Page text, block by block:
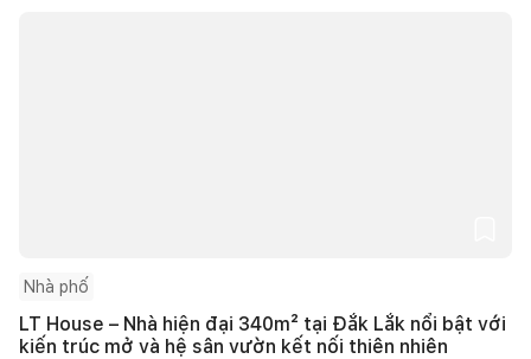
Nhà phố
LT House – Nhà hiện đại 340m² tại Đắk Lắk nổi bật với
kiến trúc mở và hệ sân vườn kết nối thiên nhiên